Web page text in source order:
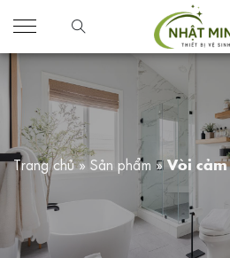
Trang chủ» Sản phẩm »Vòi